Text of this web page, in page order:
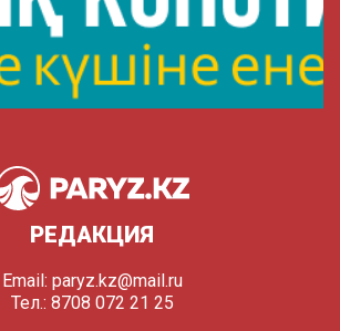
РЕДАКЦИЯ
Email: paryz.kz@mail.ru
Тел.: 8708 072 21 25